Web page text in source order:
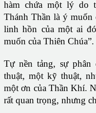
hàm chứa một lý do
Thánh Thần là ý muốn
linh hồn của một ai
muốn của Thiên Chúa”.
Tự nền tảng, sự
thuật, một kỹ thuật,
một ơn của Thần Khí.
rất quan trọng, nhưng